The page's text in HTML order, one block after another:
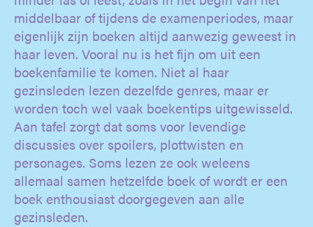
middelbaar of tijdens de examenperiodes, maar
eigenlijk zijn boeken altijd aanwezig geweest in
haar leven. Vooral nu is het fijn om uit een
boekenfamilie te komen. Niet al haar
gezinsleden lezen dezelfde genres, maar er
worden toch wel vaak boekentips uitgewisseld.
Aan tafel zorgt dat soms voor levendige
discussies over spoilers, plottwisten en
personages. Soms lezen ze ook weleens
allemaal samen hetzelfde boek of wordt er een
boek enthousiast doorgegeven aan alle
gezinsleden.